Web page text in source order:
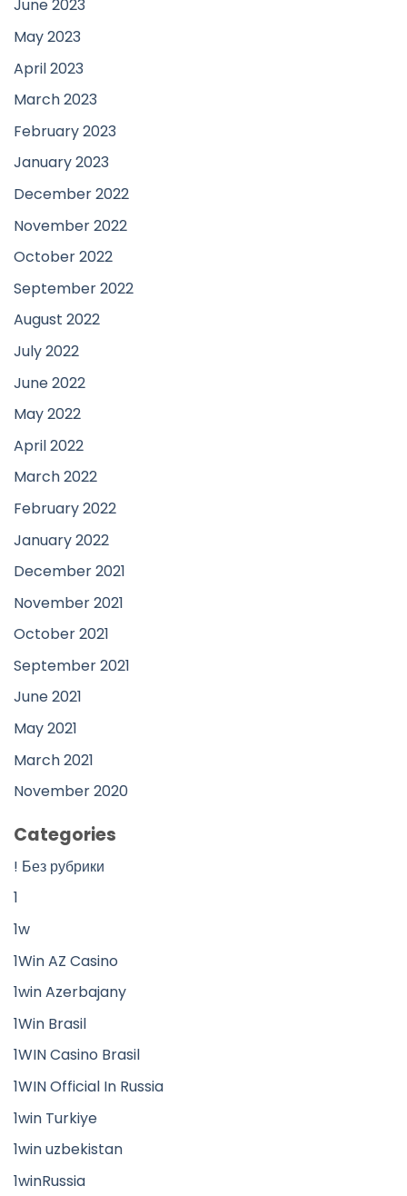
June 2023
May 2023
April 2023
March 2023
February 2023
January 2023
December 2022
November 2022
October 2022
September 2022
August 2022
July 2022
June 2022
May 2022
April 2022
March 2022
February 2022
January 2022
December 2021
November 2021
October 2021
September 2021
June 2021
May 2021
March 2021
November 2020
Categories
! Без рубрики
1
1w
1Win AZ Casino
1win Azerbajany
1Win Brasil
1WIN Casino Brasil
1WIN Official In Russia
1win Turkiye
1win uzbekistan
1winRussia